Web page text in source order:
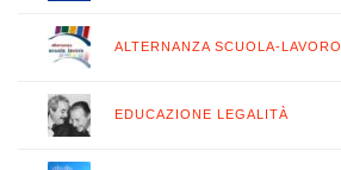
ALTERNANZA SCUOLA-LAVORO
EDUCAZIONE LEGALITÀ